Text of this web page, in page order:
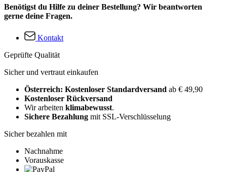
Benötigst du Hilfe zu deiner Bestellung? Wir beantworten
gerne deine Fragen.
Kontakt
Geprüfte Qualität
Sicher und vertraut einkaufen
Österreich: Kostenloser Standardversand ab € 49,90
Kostenloser Rückversand
Wir arbeiten klimabewusst.
Sichere Bezahlung mit SSL-Verschlüsselung
Sicher bezahlen mit
Nachnahme
Vorauskasse